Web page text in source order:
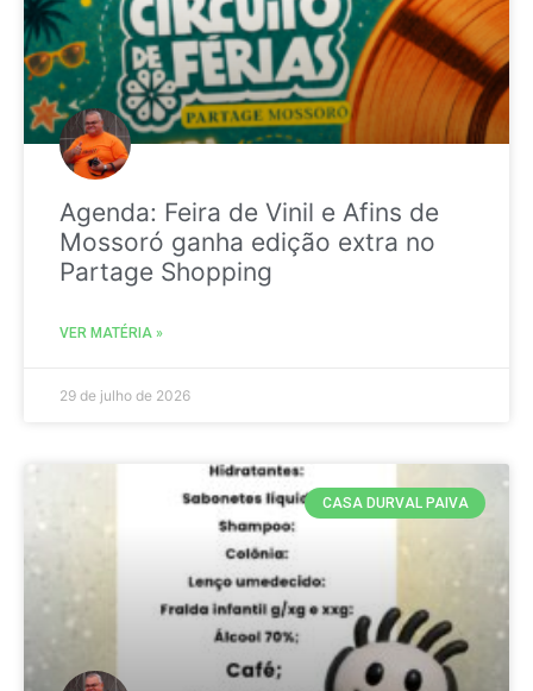
Agenda: Feira de Vinil e Afins de
Mossoró ganha edição extra no
Partage Shopping
VER MATÉRIA »
29 de julho de 2026
CASA DURVAL PAIVA